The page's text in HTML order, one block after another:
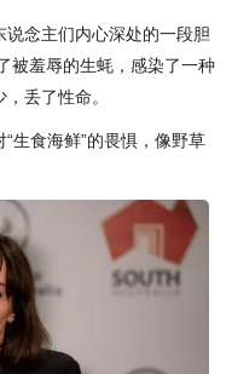
念主们内心深处的一段胆
被羞辱的生蚝，感染了一种
丢了性命。
生食海鲜”的畏惧，像野草